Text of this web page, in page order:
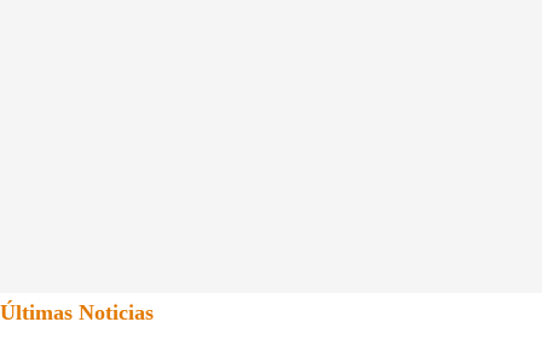
Últimas Noticias